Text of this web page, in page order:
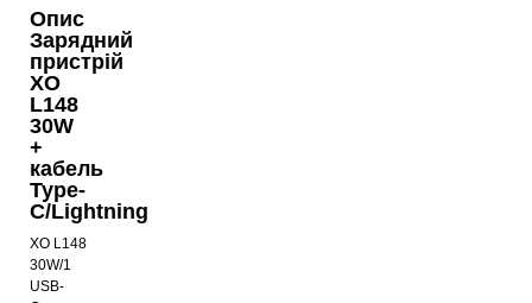
Опис
Зарядний
пристрій
XO
L148
30W
+
кабель
Type-
C/Lightning
XO L148
30W/1
USB-